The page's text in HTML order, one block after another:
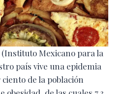
(Instituto Mexicano para la
país vive una epidemia
ciento de la población